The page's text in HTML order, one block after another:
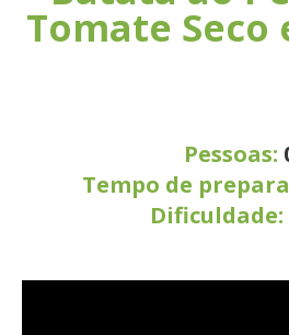
Tomate Seco
Pessoas:
Tempo de
Dificuldade: